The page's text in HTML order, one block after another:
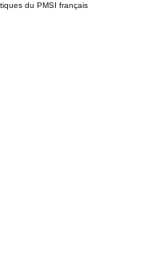
du PMSI français